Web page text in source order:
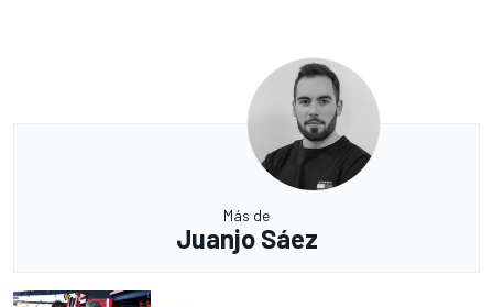
Más de
Juanjo Sáez